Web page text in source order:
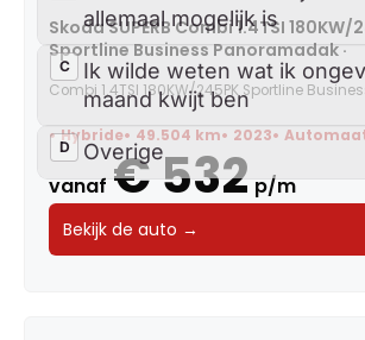
Skoda SUPERB Combi 1.4TSI 180KW/
Sportline Business Panoramadak ·
Hybride 49.504 km 2023
vanaf € 532 p/m
Bekijk de auto →